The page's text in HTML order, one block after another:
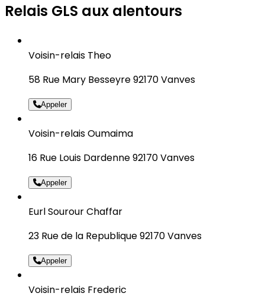
Relais GLS aux alentours
Voisin-relais Theo
58 Rue Mary Besseyre 92170 Vanves
Appeler
Voisin-relais Oumaima
16 Rue Louis Dardenne 92170 Vanves
Appeler
Eurl Sourour Chaffar
23 Rue de la Republique 92170 Vanves
Appeler
Voisin-relais Frederic